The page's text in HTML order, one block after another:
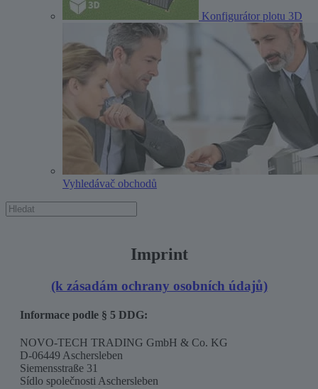
Konfigurátor plotu 3D
Vyhledávač obchodů
Imprint
(k zásadám ochrany osobních údajů)
Informace podle § 5 DDG:
NOVO-TECH TRADING GmbH & Co. KG
D-06449 Aschersleben
Siemensstraße 31
Sídlo společnosti Aschersleben